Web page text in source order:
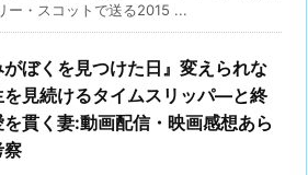
ー・スコットで送る2015 ...
がぼくを見つけた日』変えられな
を見続けるタイムスリッパ―と終
貫く妻:動画配信・映画感想あら
察